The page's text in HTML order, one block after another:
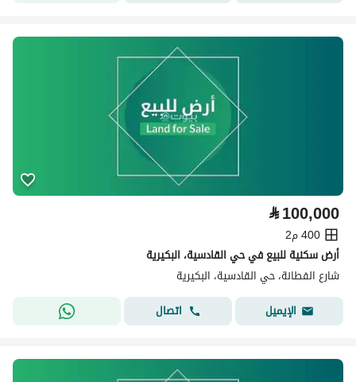
⃁100,000
400 م2
أرض سكنية للبيع في حي القادسية، البكيرية
شارع الفطانة، حي القادسية، البكيرية
الإيميل
اتصال